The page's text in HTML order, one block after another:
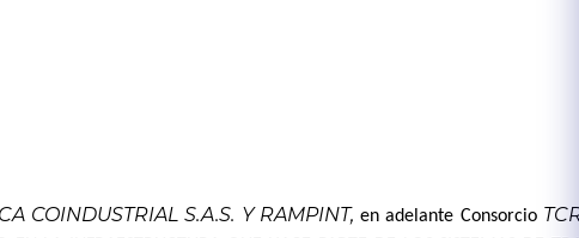
COINDUSTRIAL S.A.S. Y RAMPINT, en adelante Consorcio